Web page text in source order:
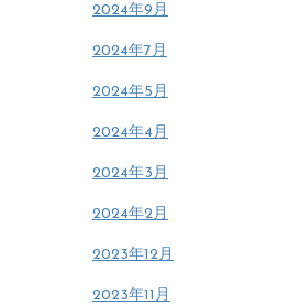
2024年9月
2024年7月
2024年5月
2024年4月
2024年3月
2024年2月
2023年12月
2023年11月